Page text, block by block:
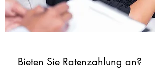
Bieten Sie Ratenzahlung an?